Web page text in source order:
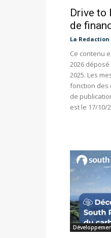
Drive to
de
La Redaction
Ce contenu
2026
2025. Les
fonction des
de
est le 17/10/